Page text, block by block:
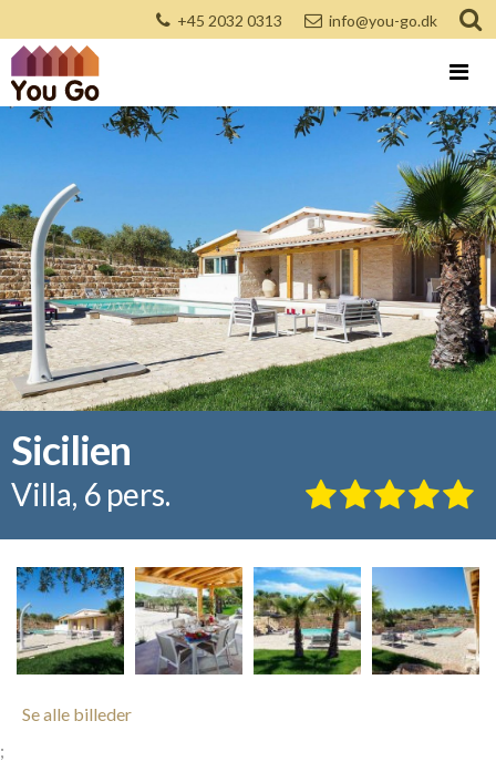
+45 2032 0313 info@you-go.dk
Sicilien
Villa, 6 pers.
Se alle billeder
;